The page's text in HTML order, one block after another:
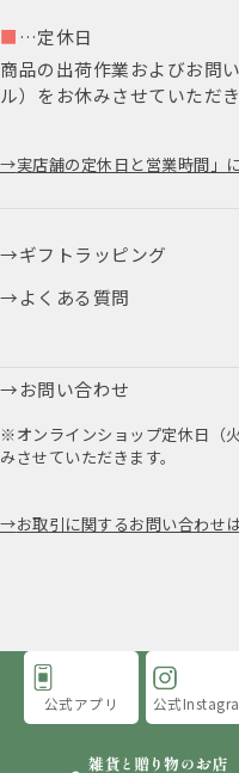
■ …定休日
商品の出荷作業およびお問
ル）をお休みさせていただき
実店舗の定休日と営業時間」
ギフトラッピング
よくある質問
お問い合わせ
※オンラインショップ定休日（
みさせていただきます。
お取引に関するお問い合わせ
公式アプリ 公式